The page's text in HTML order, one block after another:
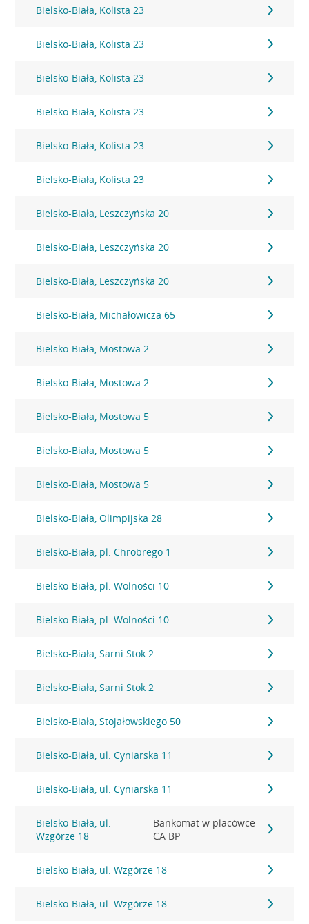
Bielsko-Biała, Kolista 23
Bielsko-Biała, Kolista 23
Bielsko-Biała, Kolista 23
Bielsko-Biała, Kolista 23
Bielsko-Biała, Kolista 23
Bielsko-Biała, Kolista 23
Bielsko-Biała, Leszczyńska 20
Bielsko-Biała, Leszczyńska 20
Bielsko-Biała, Leszczyńska 20
Bielsko-Biała, Michałowicza 65
Bielsko-Biała, Mostowa 2
Bielsko-Biała, Mostowa 2
Bielsko-Biała, Mostowa 5
Bielsko-Biała, Mostowa 5
Bielsko-Biała, Mostowa 5
Bielsko-Biała, Olimpijska 28
Bielsko-Biała, pl. Chrobrego 1
Bielsko-Biała, pl. Wolności 10
Bielsko-Biała, pl. Wolności 10
Bielsko-Biała, Sarni Stok 2
Bielsko-Biała, Sarni Stok 2
Bielsko-Biała, Stojałowskiego 50
Bielsko-Biała, ul. Cyniarska 11
Bielsko-Biała, ul. Cyniarska 11
Bielsko-Biała, ul.
Wzgórze 18
Bankomat w placówce
CA BP
Bielsko-Biała, ul. Wzgórze 18
Bielsko-Biała, ul. Wzgórze 18